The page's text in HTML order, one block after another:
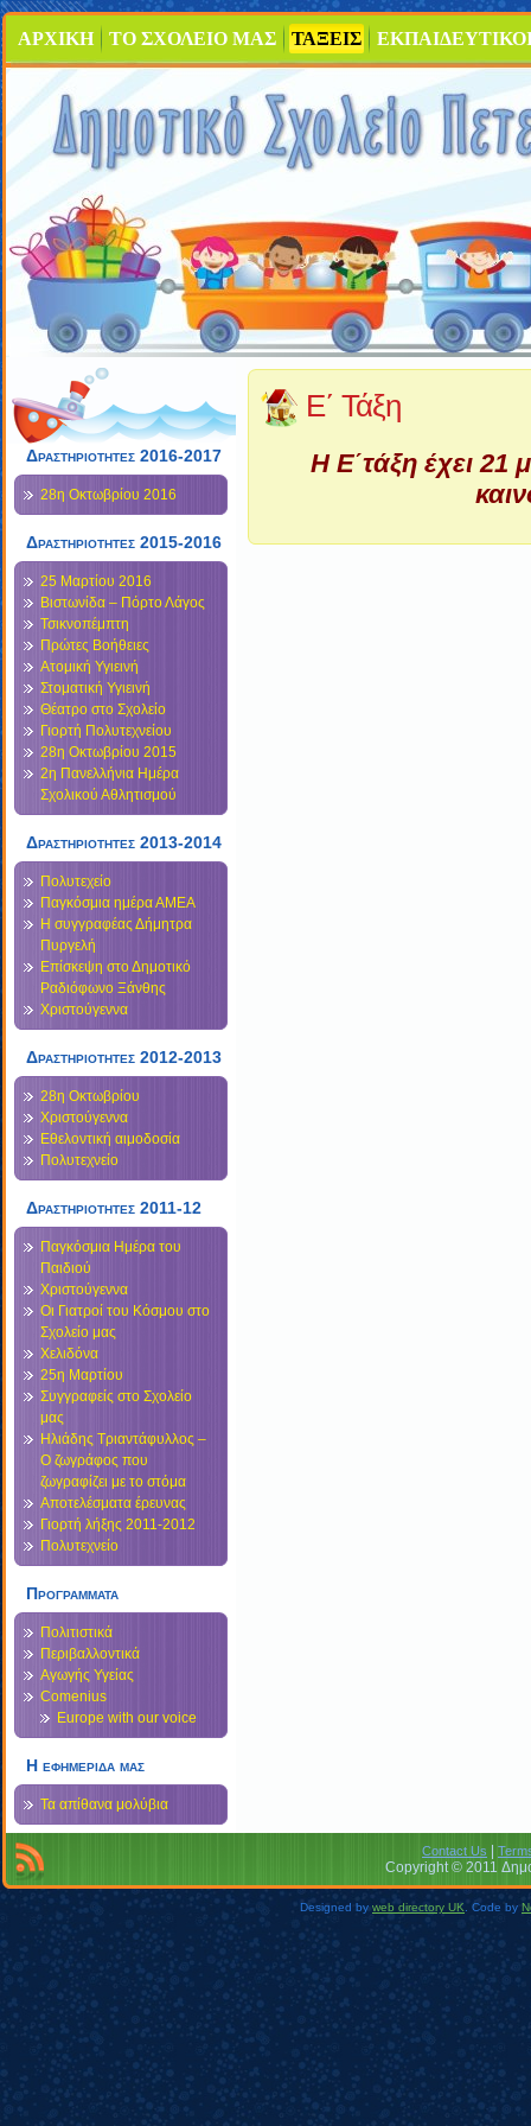
ΑΡΧΙΚΗ ΤΟ ΣΧΟΛΕΙΟ ΜΑΣ ΤΑΞΕΙΣ
Δραστηριότητες 2016-2017
28η Οκτωβρίου 2016
Δραστηριότητες 2015-2016
25 Μαρτίου 2016
Βιστωνίδα – Πόρτο Λάγος
Τσικνοπέμπτη
Πρώτες Βοήθειες
Ατομική Υγιεινή
Στοματική Υγιεινή
Θέατρο στο Σχολείο
Γιορτή Πολυτεχνείου
28η Οκτωβρίου 2015
2η Πανελλήνια Ημέρα
Σχολικού Αθλητισμού
Δραστηριότητες 2013-2014
Πολυτεχείο
Παγκόσμια ημέρα ΑΜΕΑ
Η συγγραφέας Δήμητρα
Πυργελή
Επίσκεψη στο Δημοτικό
Ραδιόφωνο Ξάνθης
Χριστούγεννα
Δραστηριοτητες 2012-2013
28η Οκτωβρίου
Χριστούγεννα
Εθελοντική αιμοδοσία
Πολυτεχνείο
Δραστηριοτητες 2011-12
Παγκόσμια Ημέρα του
Παιδιού
Χριστούγεννα
Οι Γιατροί του Κόσμου στο
Σχολείο μας
Χελιδόνα
25η Μαρτίου
Συγγραφείς στο Σχολείο
μας
Ηλιάδης Τριαντάφυλλος –
Ο ζωγράφος που
ζωγραφίζει με το στόμα
Αποτελέσματα έρευνας
Γιορτή λήξης 2011-2012
Πολυτεχνείο
Προγραμματα
Πολιτιστικά
Περιβαλλοντικά
Αγωγής Υγείας
Comenius
Europe with our voice
Η εφημεριδα μας
Τα απίθανα μολύβια
Ε΄ Τάξη
Η Ε΄τάξη έχει 21
Contact Us
Copyright © 2011
Designed by web directory UK . Code by